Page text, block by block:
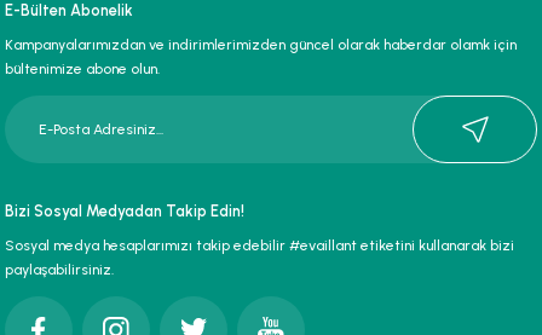
iletebilirsiniz.
Ürün açıklamasında eksik bilgiler bulunuyor.
E-Bülten Abonelik
Kampanyalarımızdan ve indirimlerimizden güncel olarak haberdar olamk için
bültenimize abone olun.
Bizi Sosyal Medyadan Takip Edin!
Sosyal medya hesaplarımızı takip edebilir #evaillant etiketini kullanarak bizi
paylaşabilirsiniz.